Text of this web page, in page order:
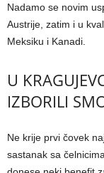
Nadamo se novim
Austrije, zatim i u
Meksiku i Kanadi.
U
IZBORILI
Ne krije prvi čovek
sastanak sa